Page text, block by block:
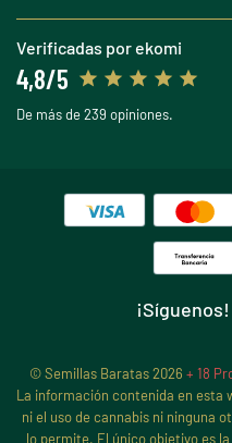
Verificadas por ekomi
4,8/5
De más de 239 opiniones.
¡Síguenos!
© Semillas Baratas 2026 + 18
La información contenida en esta
ni el uso de cannabis ni ninguna
lo permite. El único objetivo es